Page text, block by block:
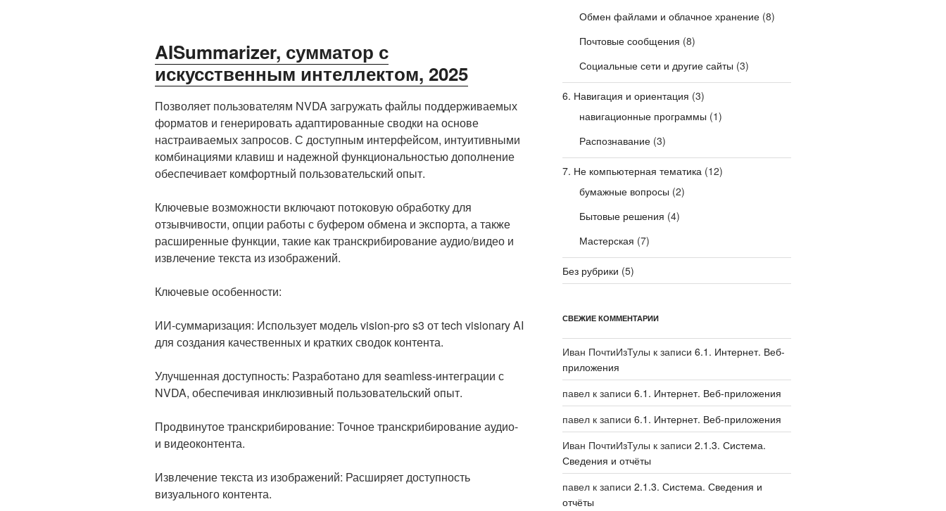
AISummarizer, сумматор с
искусственным интеллектом, 2025
Позволяет пользователям NVDA загружать файлы поддерживаемых
форматов и генерировать адаптированные сводки на основе
настраиваемых запросов. С доступным интерфейсом, интуитивными
комбинациями клавиш и надежной функциональностью дополнение
обеспечивает комфортный пользовательский опыт.
Ключевые возможности включают потоковую обработку для
отзывчивости, опции работы с буфером обмена и экспорта, а также
расширенные функции, такие как транскрибирование аудио/видео и
извлечение текста из изображений.
Ключевые особенности:
ИИ-суммаризация: Использует модель vision-pro s3 от tech visionary AI
для создания качественных и кратких сводок контента.
Улучшенная доступность: Разработано для seamless-интеграции с
NVDA, обеспечивая инклюзивный пользовательский опыт.
Продвинутое транскрибирование: Точное транскрибирование аудио-
и видеоконтента.
Извлечение текста из изображений: Расширяет доступность
визуального контента.
Обмен файлами и облачное хранение(8)
Почтовые сообщения (8)
Социальные сети и другие сайты (3)
6. Навигация и ориентация (3)
навигационные программы (1)
Распознавание(3)
7. Не компьютерная тематика(12)
бумажные вопросы (2)
Бытовые решения (4)
Мастерская (7)
Без рубрики (5)
СВЕЖИЕ КОММЕНТАРИИ
Иван ПочтиИзТулы к записи 6.1. Интернет. Веб-
приложения
павелк записи 6.1. Интернет. Веб-приложения
павелк записи 6.1. Интернет. Веб-приложения
Иван ПочтиИзТулы к записи 2.1.3. Система.
Сведения и отчёты
павелк записи 2.1.3. Система. Сведения и
отчёты